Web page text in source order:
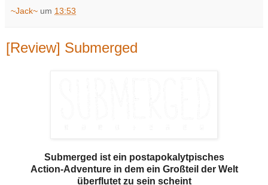
~Jack~ um 13:53
[Review] Submerged
Submerged ist ein postapokalytpisches
Action-Adventure in dem ein Großteil der Welt
überflutet zu sein scheint